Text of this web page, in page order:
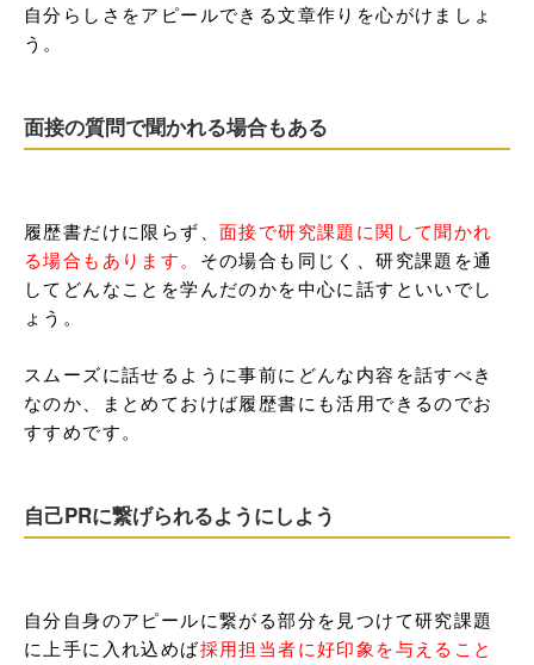
自分らしさをアピールできる文章作りを心がけましょ
う。
面接の質問で聞かれる場合もある
履歴書だけに限らず、 面接で研究課題に関して聞かれ
る場合もあります。 その場合も同じく、研究課題を通
してどんなことを学んだのかを中心に話すといいでし
ょう。
スムーズに話せるように事前にどんな内容を話すべき
なのか、まとめておけば履歴書にも活用できるのでお
すすめです。
自己PRに繋げられるようにしよう
自分自身のアピールに繋がる部分を見つけて研究課題
に上手に入れ込めば採用担当者に好印象を与えること